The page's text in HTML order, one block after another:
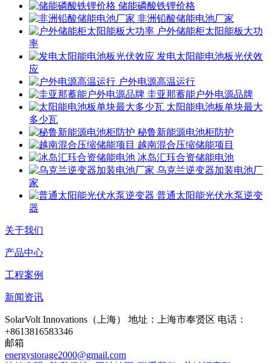
储能磷酸铁锂价格
非洲铅酸储能电池厂家
户外储能柜太阳能板大功
率
发电太阳能电池板光伏效
应
户外电源高温运行
圭亚那蓄能户外电源品牌
太阳能电池板单块最大
多少瓦
秘鲁新能源电池柜防护
越南混合压缩储能项目
冰岛汇珏合资储能电池
乌克兰逆变器加装电池厂
家
普通太阳能光伏水泵逆变
器
关于我们
产品中心
工程案例
新闻资讯
SolarVolt Innovations（上海） 地址：上海市奉贤区 电话：
+8613816583346
邮箱
energystorage2000@gmail.com